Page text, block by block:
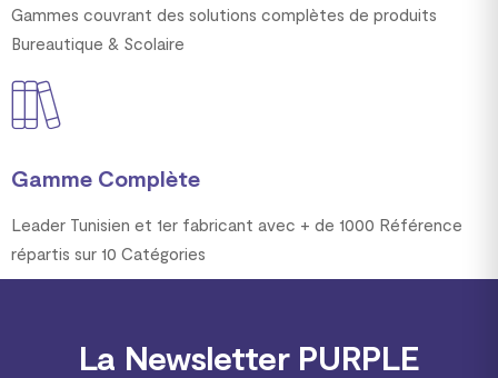
Gammes couvrant des solutions complètes de produits
Bureautique & Scolaire
Gamme Complète
Leader Tunisien et 1er fabricant avec + de 1000 Référence
répartis sur 10 Catégories
La Newsletter PURPLE